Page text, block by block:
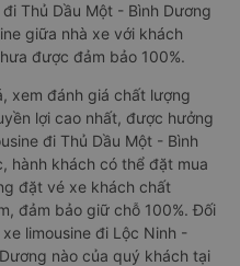
Thủ Dầu Một - Bình Dương
giữa nhà xe với khách
được đảm bảo 100%.
xem đánh giá chất lượng
lợi cao nhất, được hưởng
đi Thủ Dầu Một - Bình
hành khách có thể đặt mua
đặt vé xe khách chất
đảm bảo giữ chỗ 100%. Đối
limousine đi Lộc Ninh -
nào của quý khách tại